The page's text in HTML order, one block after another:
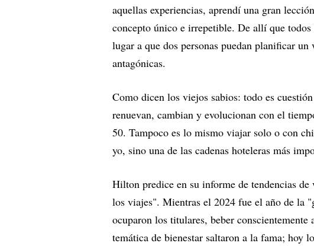
aquellas experiencias, aprendí una gran
concepto único e irrepetible. De allí que
lugar a que dos personas puedan planificar
antagónicas.
Como dicen los viejos sabios: todo es
renuevan, cambian y evolucionan con el
50. Tampoco es lo mismo viajar solo o con
yo, sino una de las cadenas hoteleras más
Hilton predice en su informe de tendencias
los viajes". Mientras el 2024 fue el año de la
ocuparon los titulares, beber
temática de bienestar saltaron a la fama; hoy